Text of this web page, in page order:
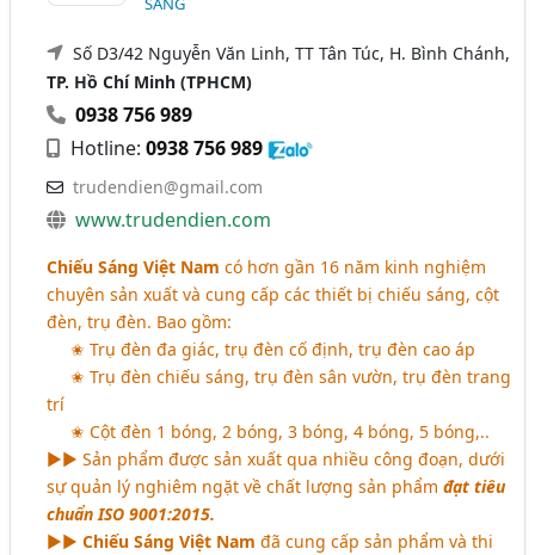
Số D3/42 Nguyễn Văn Linh, TT Tân Túc, H. Bình Chánh,
TP. Hồ Chí Minh (TPHCM)
0938 756 989
Hotline:0938 756 989
trudendien@gmail.com
www.trudendien.com
Chiếu Sáng Việt Nam có hơn gần 16 năm kinh nghiệm
chuyên sản xuất và cung cấp các thiết bị chiếu sáng, cột
đèn, trụ đèn. Bao gồm:
✬ Trụ đèn đa giác, trụ đèn cố định, trụ đèn cao áp
✬ Trụ đèn chiếu sáng, trụ đèn sân vườn, trụ đèn trang
trí
✬ Cột đèn 1 bóng, 2 bóng, 3 bóng, 4 bóng, 5 bóng,..
►► Sản phẩm được sản xuất qua nhiều công đoạn, dưới
sự quản lý nghiêm ngặt về chất lượng sản phẩmđạt tiêu
chuẩn ISO 9001:2015.
►►Chiếu Sáng Việt Nam đã cung cấp sản phẩm và thi